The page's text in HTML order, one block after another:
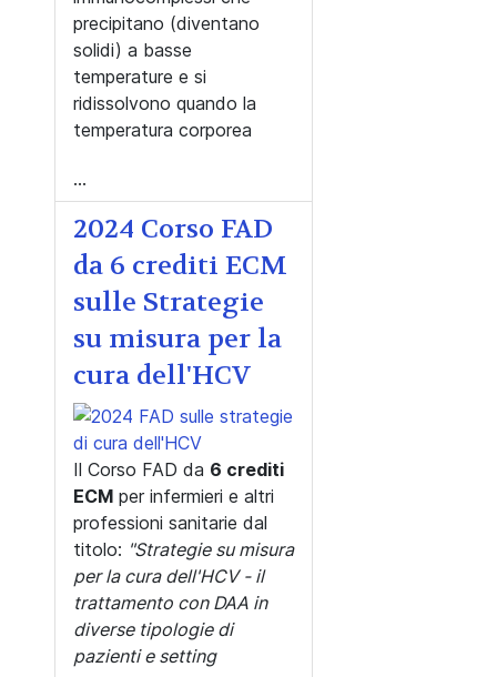
precipitano (diventano
solidi) a basse
temperature e si
ridissolvono quando la
temperatura corporea
...
2024 Corso FAD
da 6 crediti ECM
sulle Strategie
su misura per la
cura dell'HCV
Il Corso FAD da 6 crediti
ECM per infermieri e altri
professioni sanitarie dal
titolo: "Strategie su misura
per la cura dell'HCV - il
trattamento con DAA in
diverse tipologie di
pazienti e setting